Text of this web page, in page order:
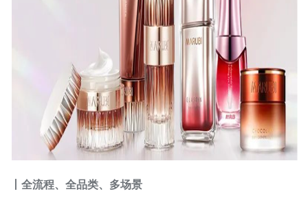
丨全流程、全品类、多场景